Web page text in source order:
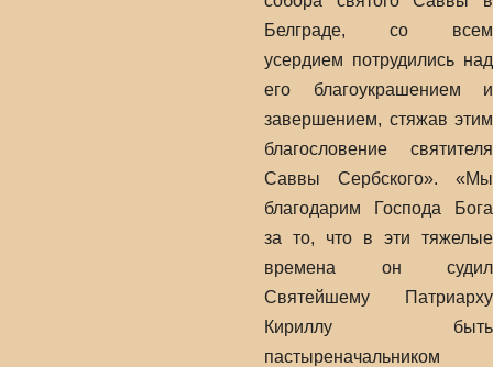
Белграде, со всем
усердием потрудились над
его благоукрашением и
завершением, стяжав этим
благословение святителя
Саввы Сербского». «Мы
благодарим Господа Бога
за то, что в эти тяжелые
времена он судил
Святейшему Патриарху
Кириллу быть
пастыреначальником